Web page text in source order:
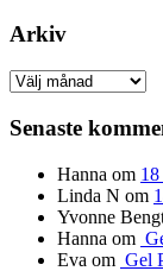
Arkiv
Arkiv
Senaste
Hanna om
Linda N om
Yvonne
Hanna om
Eva om Gel